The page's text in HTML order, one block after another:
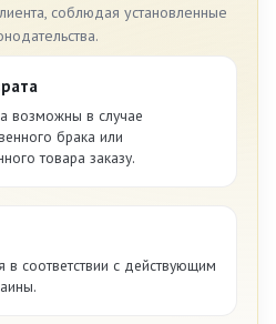
соблюдая установленные
возможны в случае
брака или
товара заказу.
в соответствии с действующим